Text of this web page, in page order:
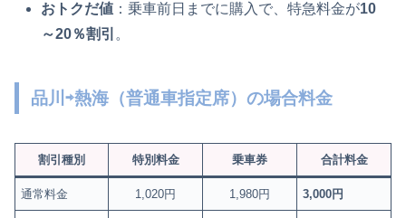
おトクだ値 ：乗車前日までに購入で、特急料金が10
～20％割引 。
品川⇨熱海（普通車指定席）の場合料金
割引種別 特別料金 乗車券 合計料金
通常料金 1,020円 1,980円 3,000円